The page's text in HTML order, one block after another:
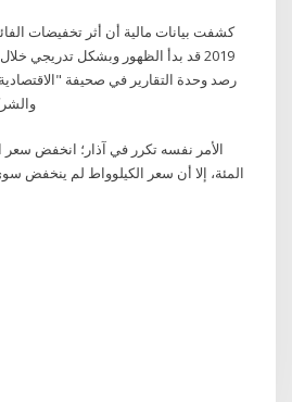
كشفت بيانات مالية أن أثر تخفيضات
رصد وحدة التقارير في صحيفة